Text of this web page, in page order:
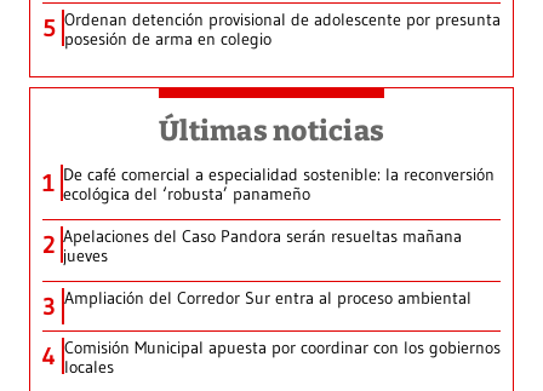
5 Ordenan detención provisional de adolescente por presunta
posesión de arma en colegio
Últimas noticias
1 De café comercial a especialidad sostenible: la reconversión
ecológica del ‘robusta’ panameño
2 Apelaciones del Caso Pandora serán resueltas mañana
jueves
3 Ampliación del Corredor Sur entra al proceso ambiental
4 Comisión Municipal apuesta por coordinar con los gobiernos
locales